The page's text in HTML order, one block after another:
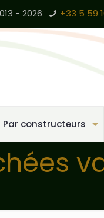
- 2026 +33 5 59
Par constructeurs